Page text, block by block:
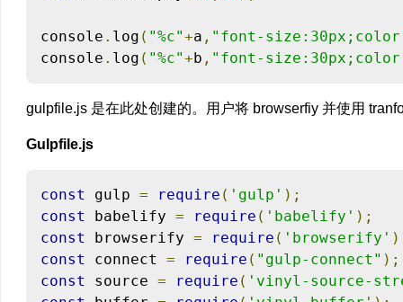
console . log ( "%c"+a , "font-
console . log ( "%c"+b , "font-
gulpfile.js 是在此处创建的。用户将 browserfiy 并使用
Gulpfile.js
const gulp = require ( 'gulp' );
const
babelify = require ( 'babelify' );
const
browserify = require ( 'browserify'
const
connect = require ( "gulp-connect" );
const
source = require ( 'vinyl-source-